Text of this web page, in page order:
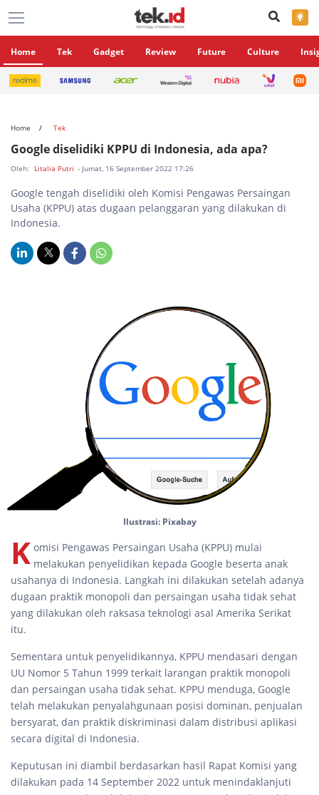
×
Home Tek Gadget Review Future Culture
Home Tek
Google diselidiki KPPU di Indonesia, ada apa?
Oleh: Litalia Putri - Jumat, 16 September 2022 17:26
Google tengah diselidiki oleh Komisi Pengawas Persaingan
Usaha (KPPU) atas dugaan pelanggaran yang dilakukan di
Indonesia.
Ilustrasi: Pixabay
K omisi Pengawas Persaingan Usaha (KPPU) mulai
melakukan penyelidikan kepada Google beserta anak
usahanya di Indonesia. Langkah ini dilakukan setelah adanya
dugaan praktik monopoli dan persaingan usaha tidak sehat
yang dilakukan oleh raksasa teknologi asal Amerika Serikat
itu.
Sementara untuk penyelidikannya, KPPU mendasari dengan
UU Nomor 5 Tahun 1999 terkait larangan praktik monopoli
dan persaingan usaha tidak sehat. KPPU menduga, Google
telah melakukan penyalahgunaan posisi dominan, penjualan
bersyarat, dan praktik diskriminasi dalam distribusi aplikasi
secara digital di Indonesia.
Keputusan ini diambil berdasarkan hasil Rapat Komisi yang
dilakukan pada 14 September 2022 untuk menindaklanjuti